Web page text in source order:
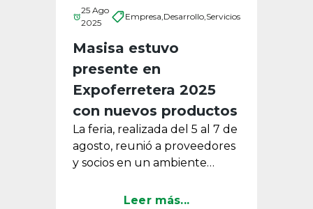
25 Ago
2025
Empresa,Desarrollo,Servicios
Masisa estuvo
presente en
Expoferretera 2025
con nuevos productos
La feria, realizada del 5 al 7 de
agosto, reunió a proveedores
y socios en un ambiente
donde Masisa presentó su ...
Leer más...